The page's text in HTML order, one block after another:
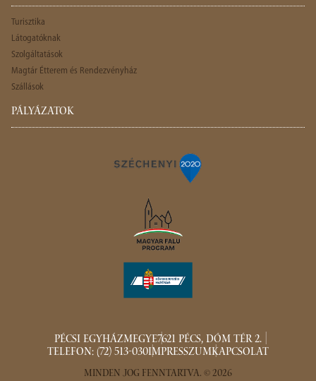
Turisztika
Látogatóknak
Szolgáltatások
Magtár Étterem és Rendezvényház
Szállások
PÁLYÁZATOK
PÉCSI EGYHÁZMEGYE7621 PÉCS, DÓM TÉR 2.
TELEFON: (72) 513-030IMPRESSZUMKAPCSOLAT
MINDEN JOG FENNTARTVA. © 2026